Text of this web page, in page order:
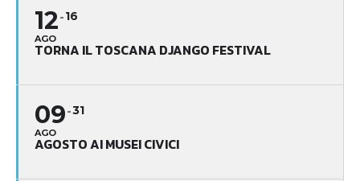
12
AGO
16
TORNA IL TOSCANA DJANGO FESTIVAL
09
AGO
31
AGOSTO AI MUSEI CIVICI